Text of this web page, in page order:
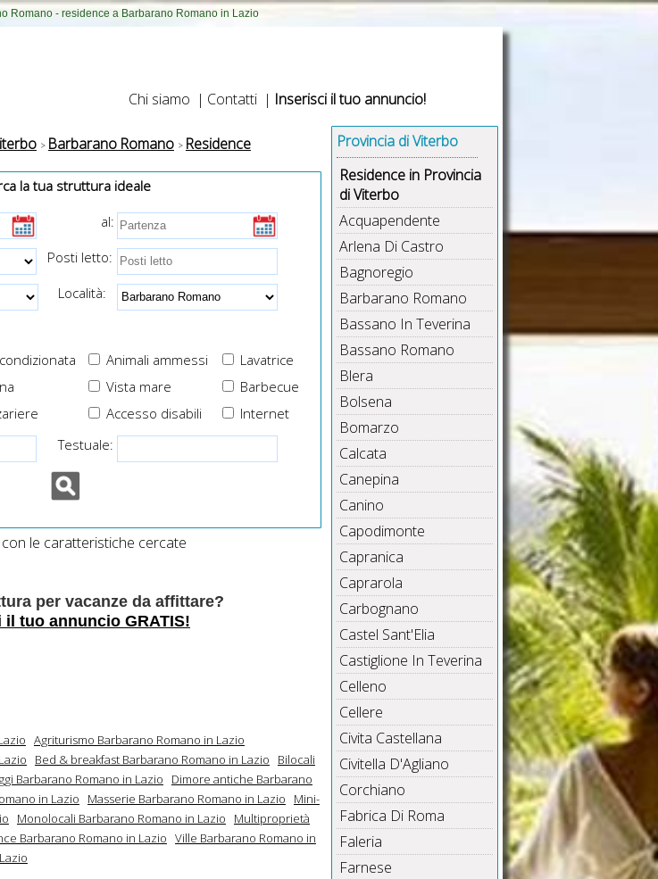
Romano - residence a Barbarano Romano in Lazio
Chi siamo | Contatti | Inserisci il tuo annuncio!
Barbarano Romano Residence
la tua struttura ideale
al:
Posti letto:
Località:
Animali ammessi
Lavatrice
Vista mare
Barbecue
Internet
Accesso disabili
Testuale:
le caratteristiche cercate
per vacanze da affittare?
il tuo annuncio GRATIS!
Agriturismo Barbarano Romano in Lazio
Bed & breakfast Barbarano Romano in Lazio
Bilocali
Barbarano Romano in Lazio
Dimore antiche Barbarano
in Lazio Masserie Barbarano Romano in Lazio
Mini-
Monolocali Barbarano Romano in Lazio
Multiproprietà
Barbarano Romano in Lazio Ville Barbarano Romano in
Provincia di Viterbo
Residence in Provincia
di Viterbo
Acquapendente
Arlena Di Castro
Bagnoregio
Barbarano Romano
Bassano In Teverina
Bassano Romano
Blera
Bolsena
Bomarzo
Calcata
Canepina
Canino
Capodimonte
Capranica
Caprarola
Carbognano
Castel Sant'Elia
Castiglione In Teverina
Celleno
Cellere
Civita Castellana
Civitella D'Agliano
Corchiano
Fabrica Di Roma
Faleria
Farnese